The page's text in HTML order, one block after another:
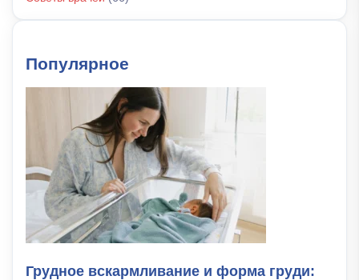
Популярное
Грудное вскармливание и форма груди: